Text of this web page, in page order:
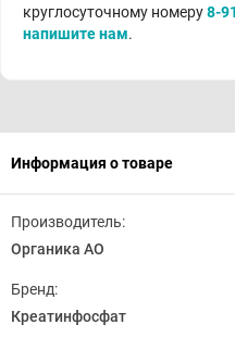
круглосуточному номеру8-
напишите нам.
Информация о товаре
Производитель:
Органика АО
Бренд:
Креатинфосфат